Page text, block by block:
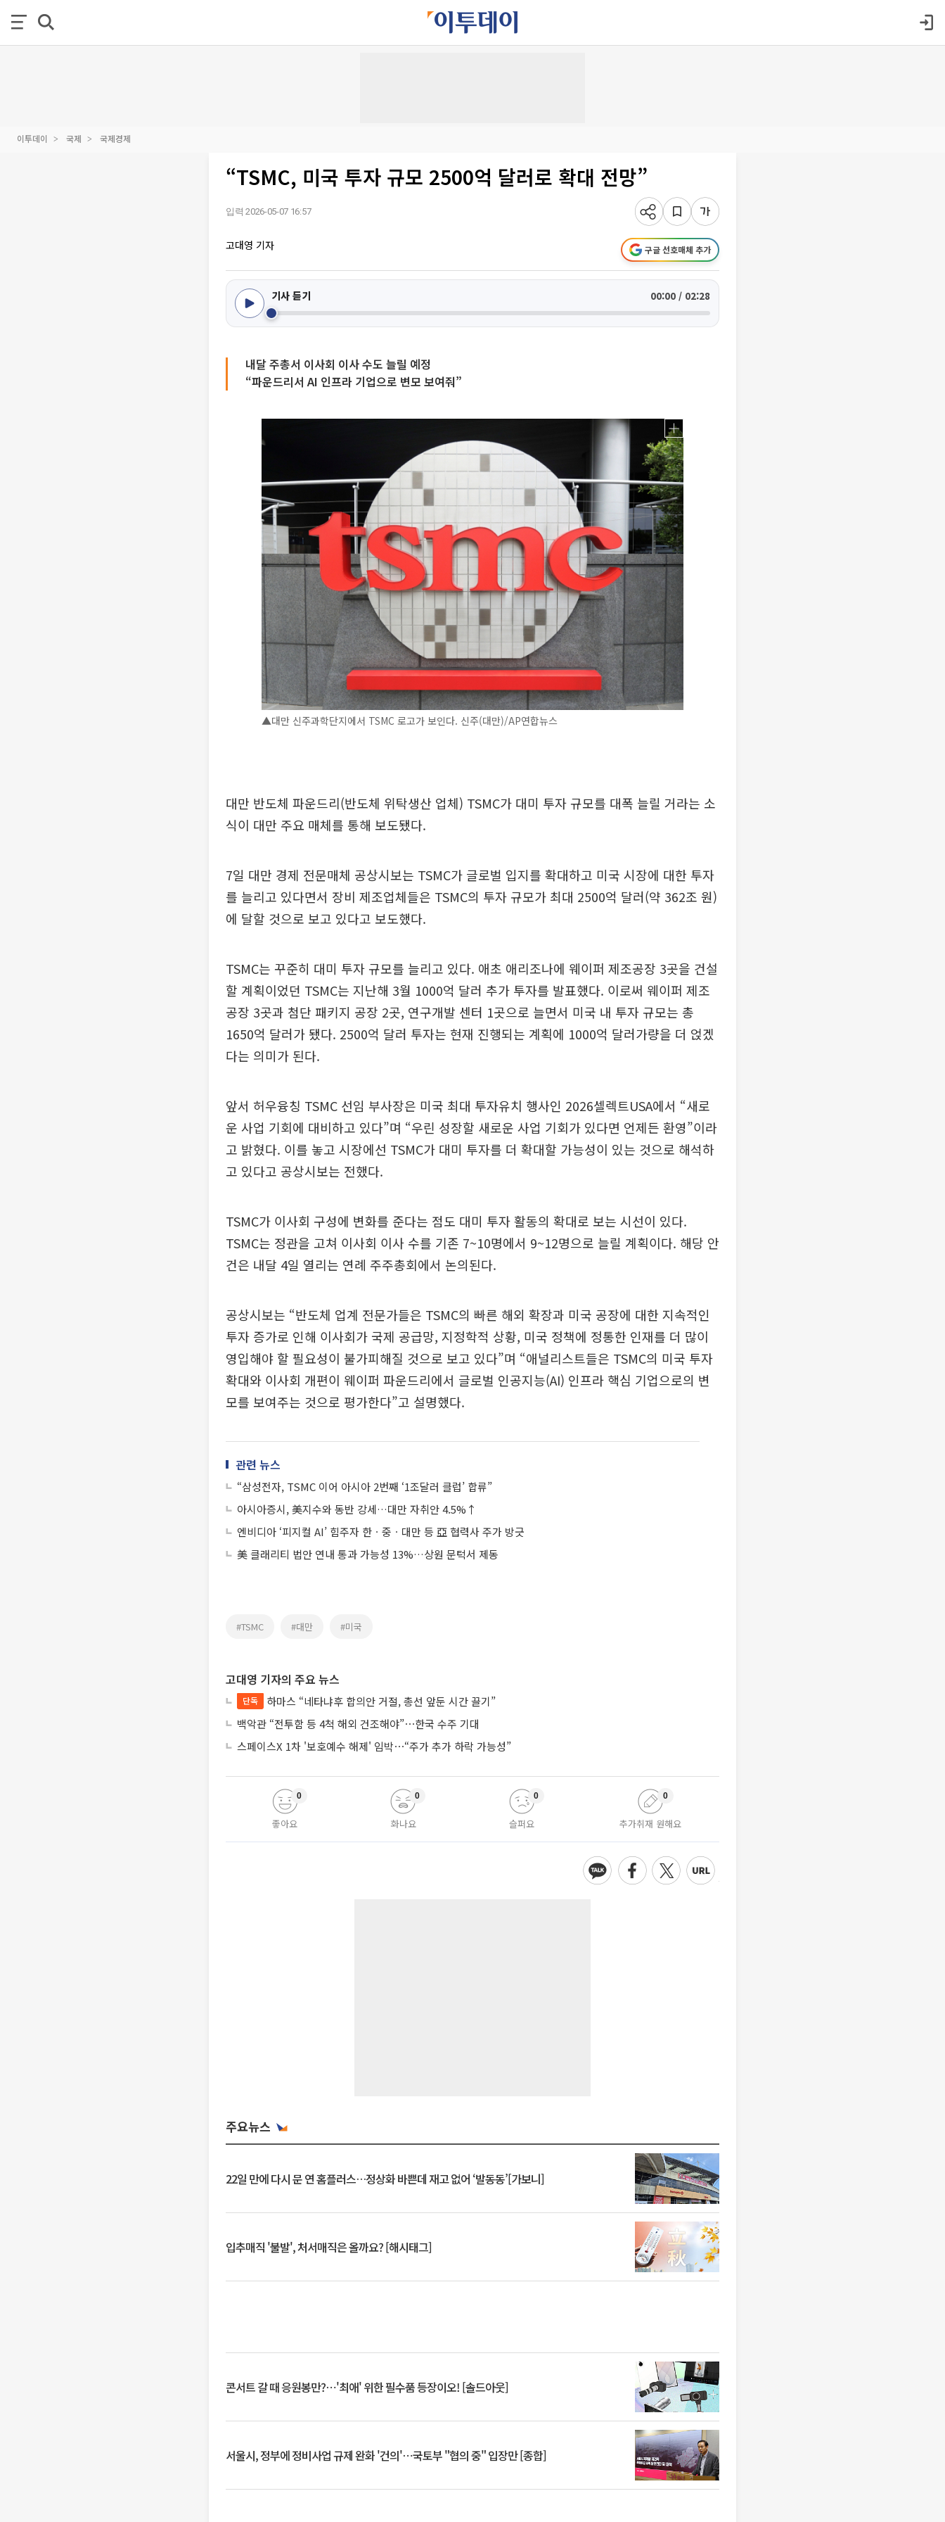
이투데이 국제 국제경제
“TSMC, 미국 투자 규모 2500억 달러로 확대 전망”
입력 2026-05-07 16:57
고대영 기자 구글 선호매체 추가
기사 듣기 00:00 / 02:28
내달 주총서 이사회 이사 수도 늘릴 예정
“파운드리서 AI 인프라 기업으로 변모 보여줘”
▲대만 신주과학단지에서 TSMC 로고가 보인다. 신주(대만)/AP연합뉴스
대만 반도체 파운드리(반도체 위탁생산 업체) TSMC가 대미 투자 규모를 대폭 늘릴 거라는 소
식이 대만 주요 매체를 통해 보도됐다.
7일 대만 경제 전문매체 공상시보는 TSMC가 글로벌 입지를 확대하고 미국 시장에 대한 투자
를 늘리고 있다면서 장비 제조업체들은 TSMC의 투자 규모가 최대 2500억 달러(약 362조 원)
에 달할 것으로 보고 있다고 보도했다.
TSMC는 꾸준히 대미 투자 규모를 늘리고 있다. 애초 애리조나에 웨이퍼 제조공장 3곳을 건설
할 계획이었던 TSMC는 지난해 3월 1000억 달러 추가 투자를 발표했다. 이로써 웨이퍼 제조
공장 3곳과 첨단 패키지 공장 2곳, 연구개발 센터 1곳으로 늘면서 미국 내 투자 규모는 총
1650억 달러가 됐다. 2500억 달러 투자는 현재 진행되는 계획에 1000억 달러가량을 더 얹겠
다는 의미가 된다.
앞서 허우융칭 TSMC 선임 부사장은 미국 최대 투자유치 행사인 2026셀렉트USA에서 “새로
운 사업 기회에 대비하고 있다”며 “우린 성장할 새로운 사업 기회가 있다면 언제든 환영”이라
고 밝혔다. 이를 놓고 시장에선 TSMC가 대미 투자를 더 확대할 가능성이 있는 것으로 해석하
고 있다고 공상시보는 전했다.
TSMC가 이사회 구성에 변화를 준다는 점도 대미 투자 활동의 확대로 보는 시선이 있다.
TSMC는 정관을 고쳐 이사회 이사 수를 기존 7~10명에서 9~12명으로 늘릴 계획이다. 해당 안
건은 내달 4일 열리는 연례 주주총회에서 논의된다.
공상시보는 “반도체 업계 전문가들은 TSMC의 빠른 해외 확장과 미국 공장에 대한 지속적인
투자 증가로 인해 이사회가 국제 공급망, 지정학적 상황, 미국 정책에 정통한 인재를 더 많이
영입해야 할 필요성이 불가피해질 것으로 보고 있다”며 “애널리스트들은 TSMC의 미국 투자
확대와 이사회 개편이 웨이퍼 파운드리에서 글로벌 인공지능(AI) 인프라 핵심 기업으로의 변
모를 보여주는 것으로 평가한다”고 설명했다.
관련 뉴스
“삼성전자, TSMC 이어 아시아 2번째 ‘1조달러 클럽’ 합류”
아시아증시, 美지수와 동반 강세…대만 자취안 4.5%↑
엔비디아 ‘피지컬 AI’ 힘주자 한ㆍ중ㆍ대만 등 亞 협력사 주가 방긋
美 클래리티 법안 연내 통과 가능성 13%…상원 문턱서 제동
#TSMC #대만 #미국
고대영 기자의 주요 뉴스
단독
하마스 “네타냐후 합의안 거절, 총선 앞둔 시간 끌기”
백악관 “전투함 등 4척 해외 건조해야”⋯한국 수주 기대
스페이스X 1차 '보호예수 해제' 임박⋯“주가 추가 하락 가능성”
좋아요
0
화나요
0
슬퍼요
0
추가취재 원해요
0
주요뉴스
22일 만에 다시 문 연 홈플러스…정상화 바쁜데 재고 없어 ‘발동동’[가보니]
입추매직 '불발', 처서매직은 올까요? [해시태그]
콘서트 갈 때 응원봉만?⋯'최애' 위한 필수품 등장이오! [솔드아웃]
서울시, 정부에 정비사업 규제 완화 '건의'⋯국토부 "협의 중" 입장만 [종합]